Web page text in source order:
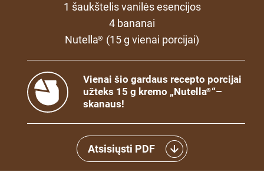
1 šaukštelis vanilės esencijos
4 bananai
Nutella® (15 g vienai porcijai)
Vienai šio gardaus recepto porcijai
užteks 15 g kremo „Nutella®“–
skanaus!
Atsisiųsti PDF